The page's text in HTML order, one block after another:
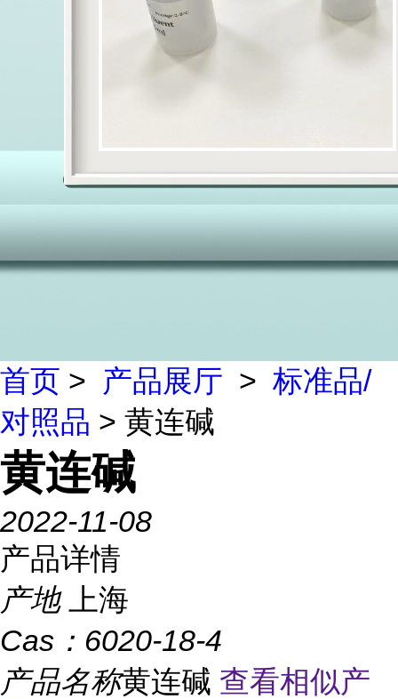
首页 > 产品展厅 > 标准品/
对照品 > 黄连碱
黄连碱
2022-11-08
产品详情
产地
上海
Cas： 6020-18-4
产品名称黄连碱 查看相似产